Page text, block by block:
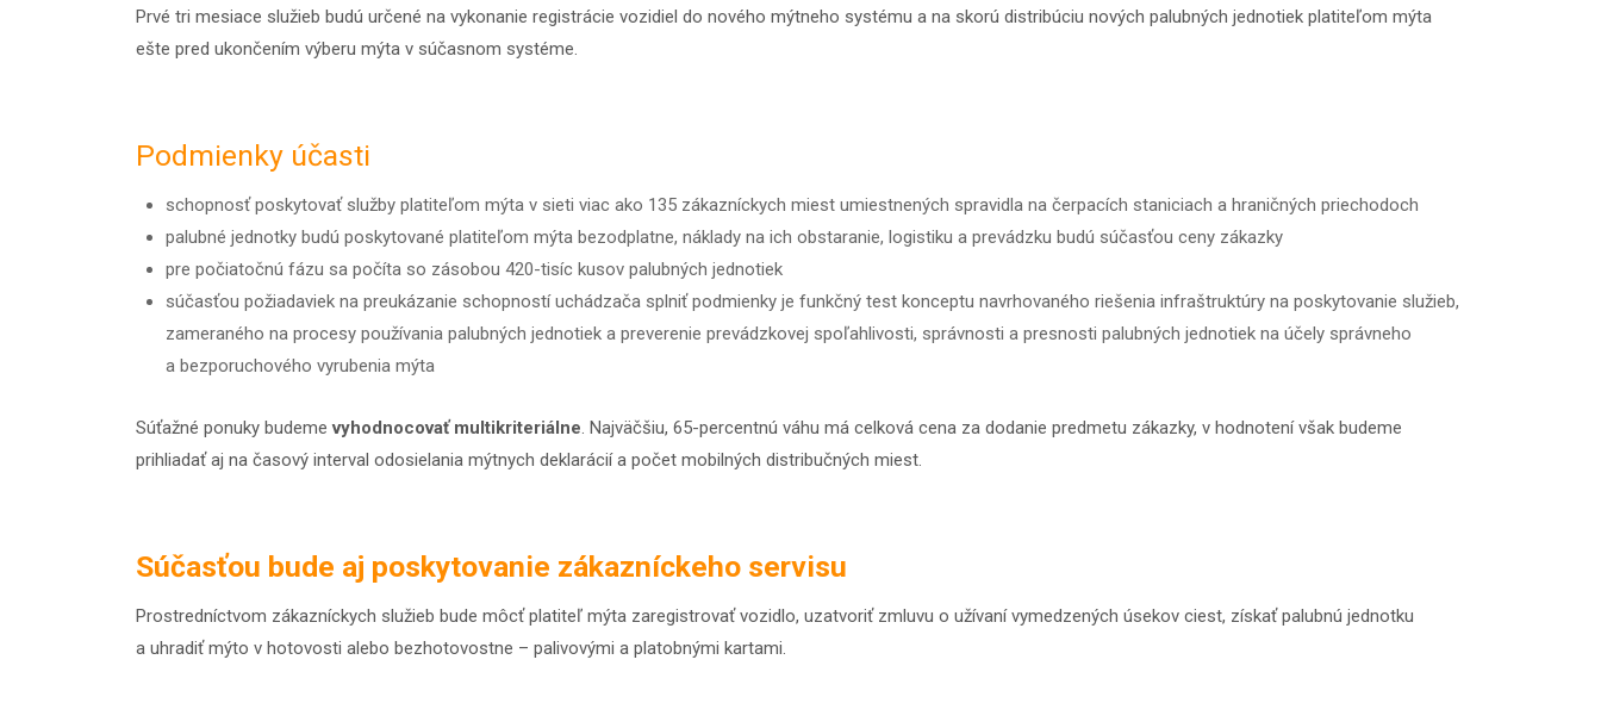
Prvé tri mesiace služieb budú určené na vykonanie registrácie vozidiel do nového mýtneho systému a na skorú distribúciu nových palubných jednotiek platiteľom mýta
ešte pred ukončením výberu mýta v súčasnom systéme.
Podmienky účasti
schopnosť poskytovať služby platiteľom mýta v sieti viac ako 135 zákazníckych miest umiestnených spravidla na čerpacích staniciach a hraničných priechodoch
palubné jednotky budú poskytované platiteľom mýta bezodplatne, náklady na ich obstaranie, logistiku a prevádzku budú súčasťou ceny zákazky
pre počiatočnú fázu sa počíta so zásobou 420-tisíc kusov palubných jednotiek
súčasťou požiadaviek na preukázanie schopností uchádzača splniť podmienky je funkčný test konceptu navrhovaného riešenia infraštruktúry na poskytovanie služieb,
zameraného na procesy používania palubných jednotiek a preverenie prevádzkovej spoľahlivosti, správnosti a presnosti palubných jednotiek na účely správneho
a bezporuchového vyrubenia mýta
Súťažné ponuky budemevyhodnocovať multikriteriálne. Najväčšiu, 65-percentnú váhu má celková cena za dodanie predmetu zákazky, v hodnotení však budeme
prihliadať aj na časový interval odosielania mýtnych deklarácií a počet mobilných distribučných miest.
Súčasťou bude aj poskytovanie zákazníckeho servisu
Prostredníctvom zákazníckych služieb bude môcť platiteľ mýta zaregistrovať vozidlo, uzatvoriť zmluvu o užívaní vymedzených úsekov ciest, získať palubnú jednotku
a uhradiť mýto v hotovosti alebo bezhotovostne – palivovými a platobnými kartami.